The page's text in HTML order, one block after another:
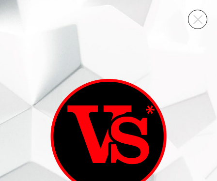
ВИННЫЙ СКЛАД